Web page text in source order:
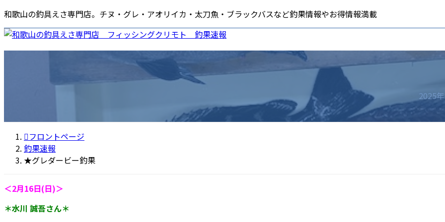
コ
ン
テ
ン
プ
ナ
ビ
ゲ
ー
動
和歌山の釣具えさ専門店。チヌ・グレ・アオリイカ・太刀魚・ブラックバスなど釣果情報やお得情報満載
ホーム店舗情報
釣果速報商品・店舗ニュース各種サービス
ポイントカード
お役立ち情報
釣りスポット
釣りの仕掛け集
釣り場のマナー
採用情報
ご意見・ご要望
2025
フロントページ
釣果速報
★グレダービー釣果
＜2月16日(日)＞
＊水川 誠吾さん＊